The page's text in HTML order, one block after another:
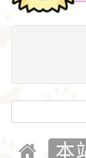
格
愛
犬
似
娃
后
娃
吉
犬
吉
吉
警
本